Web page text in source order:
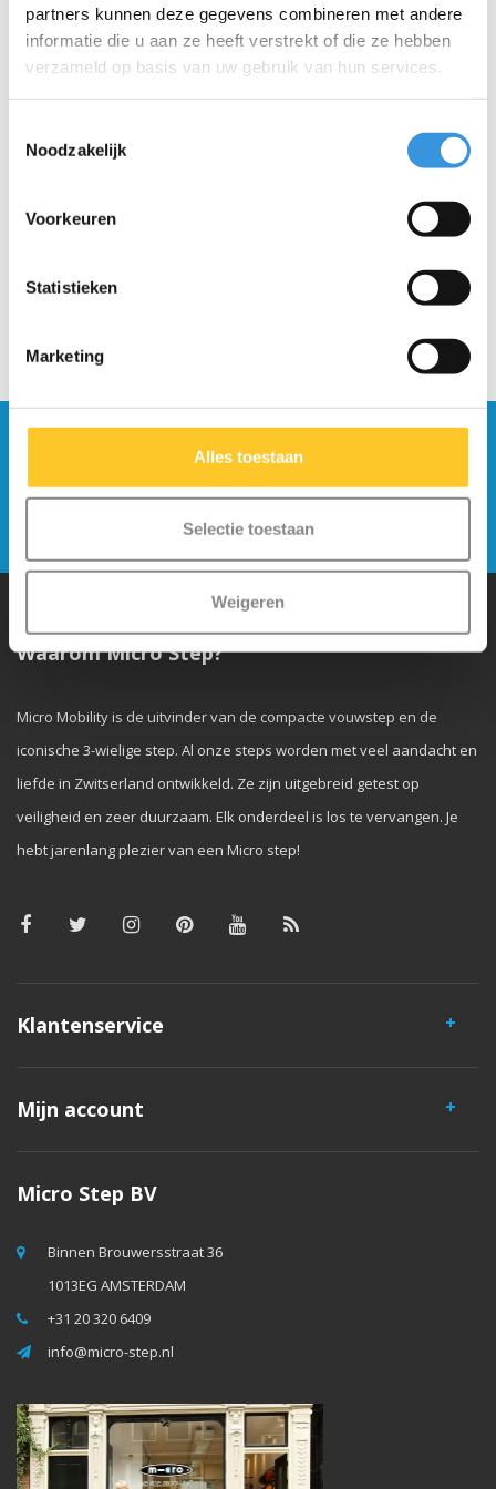
partners kunnen deze gegevens combineren met andere
informatie die u aan ze heeft verstrekt of die ze hebben
verzameld op basis van uw gebruik van hun services.
Noodzakelijk
Voorkeuren
Statistieken
Marketing
Alles toestaan
Selectie toestaan
Weigeren
Micro knie en
zwart
€19,95
Waarom Micro Step?
Micro Mobility is de uitvinder van de compacte vouwstep en de
iconische 3-wielige step. Al onze steps worden met veel aandacht en
liefde in Zwitserland ontwikkeld. Ze zijn uitgebreid getest op
veiligheid en zeer duurzaam. Elk onderdeel is los te vervangen. Je
hebt jarenlang plezier van een Micro step!
Klantenservice
Mijn account
Micro Step BV
Binnen Brouwersstraat 36
1013EG AMSTERDAM
+31 20 320 6409
info@micro-step.nl